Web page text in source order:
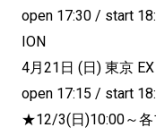
open 17:30 / start
ION
4月21日 (日) 東京 EX
open 17:15 / start
★12/3(日)10:00～各